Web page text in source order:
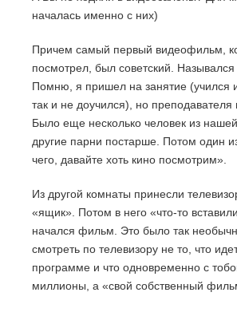
началась именно с них)
Причем самый первый видеофильм,
посмотрел, был советский. Назывался
Помню, я пришел на занятие (учился
так и не доучился), но преподавателя
Было еще несколько человек из
другие парни постарше. Потом один
чего, давайте хоть кино посмотрим».
Из другой комнаты принесли
«ящик». Потом в него «что-то
начался фильм. Это было так
смотреть по телевизору не то, что
программе и что одновременно с
миллионы, а «свой собственный